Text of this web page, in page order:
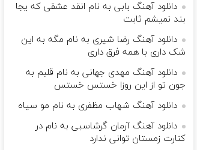
دانلود آهنگ بابی به نام انقد عشقی که یجا
بند نمیشم ثابت
دانلود آهنگ رضا شیری به نام مگه به این
شک داری با همه فرق داری
دانلود آهنگ مهدی جهانی به نام قلبم به
جون تو از این روزا خستس خستس
دانلود آهنگ شهاب مظفری به نام مو سیاه
دانلود آهنگ آرمان گرشاسبی به نام در
کنارت زمستان توانی ندارد